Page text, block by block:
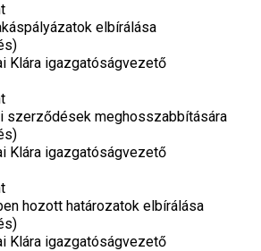
elbírálása
Klára igazgatóságvezető
szerződések meghosszabbítására
Klára igazgatóságvezető
hozott határozatok elbírálása
Klára igazgatóságvezető